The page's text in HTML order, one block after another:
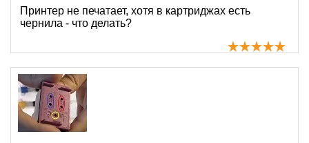
Принтер не печатает, хотя в картриджах есть
чернила - что делать?